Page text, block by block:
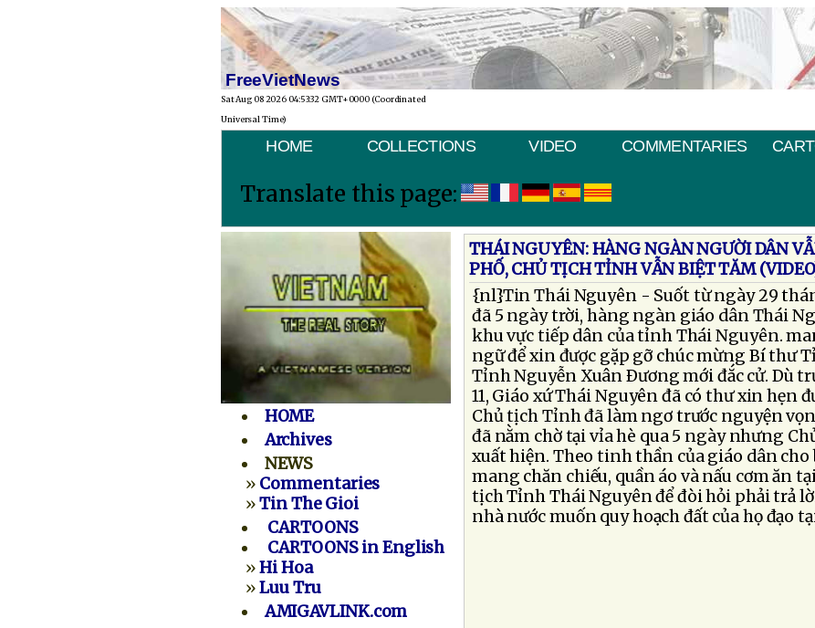
FreeVietNews
Sat Aug 08 2026 04:53:32 GMT+0000 (Coordinated
Universal Time)
HOME COLLECTIONS VIDEO COMMENTARIES
Translate this page:
HOME
Archives
NEWS
» Commentaries
»Tin The Gioi
CARTOONS
CARTOONS in English
»Hi Hoa
»Luu Tru
AMIGAVLINK.com
THÁI NGUYÊN: HÀNG NGÀN NGƯỜI DÂN
PHỐ, CHỦ TỊCH TỈNH VẪN BIỆT TĂM
{nl}Tin Thái Nguyên - Suốt từ ngày 29
đã 5 ngày trời, hàng ngàn giáo dân Thái
khu vực tiếp dân của tỉnh Thái Nguyên.
ngữ để xin được gặp gỡ chúc mừng Bí thư
Tỉnh Nguyễn Xuân Ðương mới đắc cử. Dù
11, Giáo xứ Thái Nguyên đã có thư xin hẹn
Chủ tịch Tỉnh đã làm ngơ trước nguyện
đã nằm chờ tại vỉa hè qua 5 ngày nhưng
xuất hiện. Theo tinh thần của giáo dân cho
mang chăn chiếu, quần áo và nấu cơm ăn
tịch Tỉnh Thái Nguyên để đòi hỏi phải trả
nhà nước muốn quy hoạch đất của họ đạo